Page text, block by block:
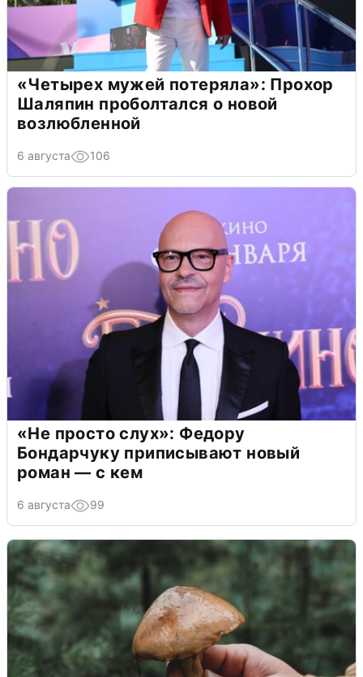
«Четырех мужей потеряла»: Прохор
Шаляпин проболтался о новой
возлюбленной
6 августа 106
«Не просто слух»: Федору
Бондарчуку приписывают новый
роман — с кем
6 августа 99